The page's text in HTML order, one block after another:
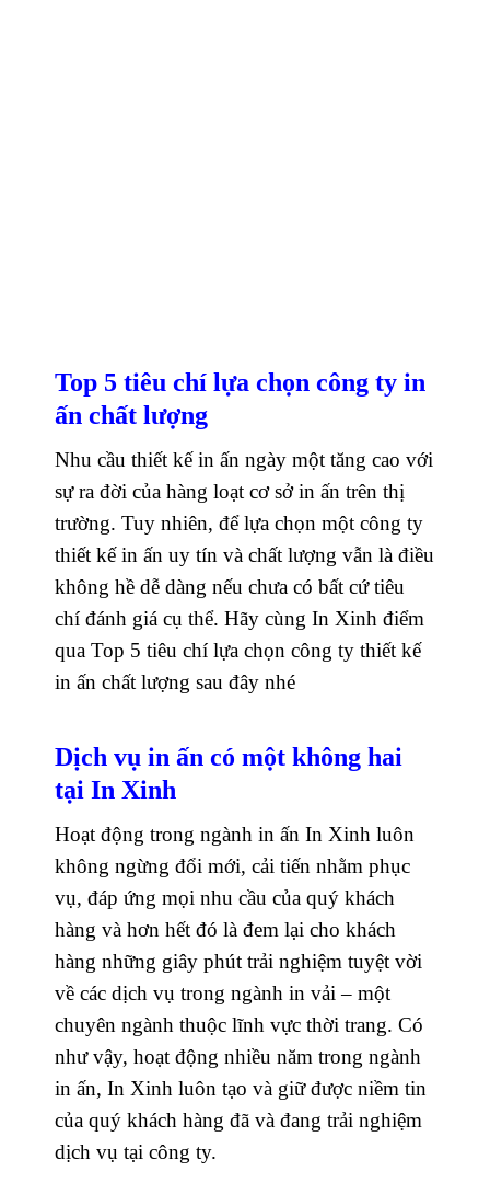
Top 5 tiêu chí lựa chọn công ty in
ấn chất lượng
Nhu cầu thiết kế in ấn ngày một tăng cao với
sự ra đời của hàng loạt cơ sở in ấn trên thị
trường. Tuy nhiên, để lựa chọn một công ty
thiết kế in ấn uy tín và chất lượng vẫn là điều
không hề dễ dàng nếu chưa có bất cứ tiêu
chí đánh giá cụ thể. Hãy cùng In Xinh điểm
qua Top 5 tiêu chí lựa chọn công ty thiết kế
in ấn chất lượng sau đây nhé
Dịch vụ in ấn có một không hai
tại In Xinh
Hoạt động trong ngành in ấn In Xinh luôn
không ngừng đổi mới, cải tiến nhằm phục
vụ, đáp ứng mọi nhu cầu của quý khách
hàng và hơn hết đó là đem lại cho khách
hàng những giây phút trải nghiệm tuyệt vời
về các dịch vụ trong ngành in vải – một
chuyên ngành thuộc lĩnh vực thời trang. Có
như vậy, hoạt động nhiều năm trong ngành
in ấn, In Xinh luôn tạo và giữ được niềm tin
của quý khách hàng đã và đang trải nghiệm
dịch vụ tại công ty.